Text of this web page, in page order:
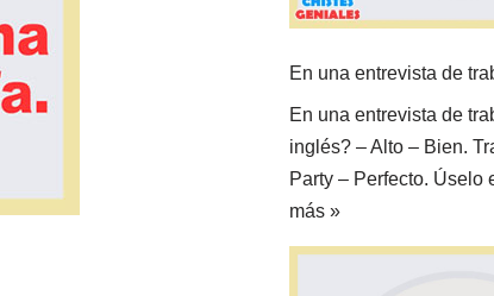
En una entrevista de
En una entrevista de
inglés? – Alto – Bien.
Party – Perfecto. Úselo
más »